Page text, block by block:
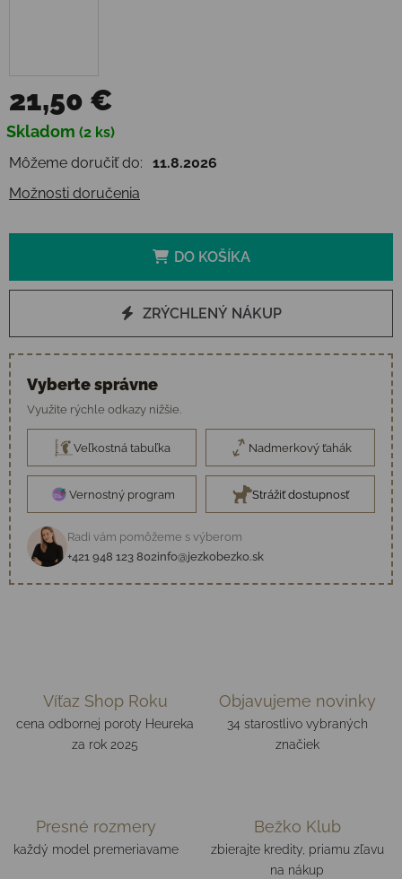
21,50 €
Jednotková cena:
Skladom (2 ks)
Môžeme doručiť do:
11.8.2026
Možnosti doručenia
DO KOŠÍKA
ZRÝCHLENÝ NÁKUP
Vyberte správne
Využite rýchle odkazy nižšie.
Veľkostná tabuľka Nadmerkový ťahák
Vernostný program Strážiť dostupnosť
Radi vám pomôžeme s výberom
+421 948 123 802info@jezkobezko.sk
Víťaz Shop Roku
cena odbornej poroty Heureka
za rok 2025
Objavujeme novinky
34 starostlivo vybraných
značiek
Presné rozmery
každý model premeriavame
Bežko Klub
zbierajte kredity, priamu zľavu
na nákup